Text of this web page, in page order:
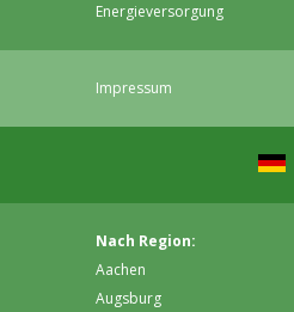
Energieversorgung
Impressum
Nach Region:
Aachen
Augsburg